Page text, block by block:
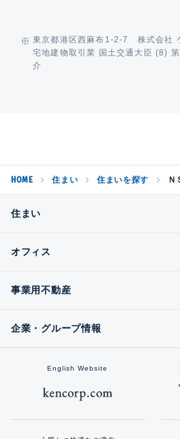
東京都港区西麻布1-2-7 株式会社
宅地建物取引業 国土交通大臣 (8)
介
HOME 住まい 住まいを探す Ｎ
住まい
オフィス
事業用不動産
企業・グループ情報
English Website